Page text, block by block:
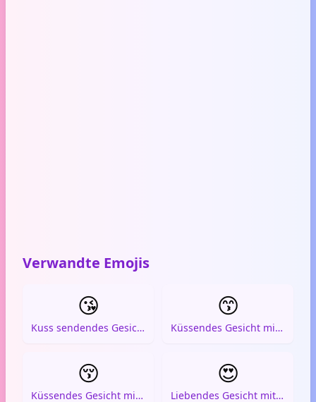
Verwandte Emojis
😘
Kuss sendendes Gesicht
😙
Küssendes Gesicht mit geschlossenen Augen
😚
Küssendes Gesicht mit geschlossenen Augen und rosigen Wangen
😍
Liebendes Gesicht mit Herz-Augen